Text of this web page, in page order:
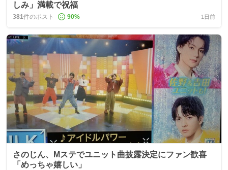
しみ」満載で祝福
381件のポスト 90% 1日前
さのじん、Mステでユニット曲披露決定にファン歓喜
「めっちゃ嬉しい」